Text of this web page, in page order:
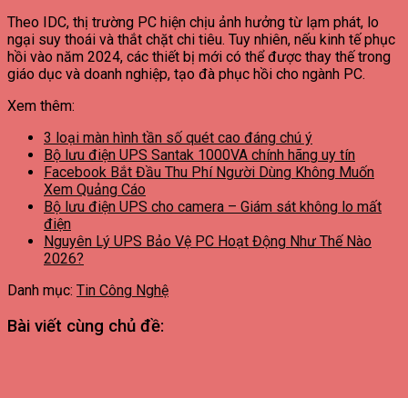
Theo IDC, thị trường PC hiện chịu ảnh hưởng từ lạm phát, lo
ngại suy thoái và thắt chặt chi tiêu. Tuy nhiên, nếu kinh tế phục
hồi vào năm 2024, các thiết bị mới có thể được thay thế trong
giáo dục và doanh nghiệp, tạo đà phục hồi cho ngành PC.
Xem thêm:
3 loại màn hình tần số quét cao đáng chú ý
Bộ lưu điện UPS Santak 1000VA chính hãng uy tín
Facebook Bắt Đầu Thu Phí Người Dùng Không Muốn
Xem Quảng Cáo
Bộ lưu điện UPS cho camera – Giám sát không lo mất
điện
Nguyên Lý UPS Bảo Vệ PC Hoạt Động Như Thế Nào
2026?
Danh mục: Tin Công Nghệ
Bài viết cùng chủ đề: